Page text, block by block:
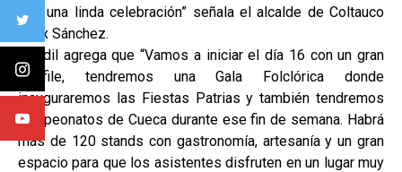
sea una linda celebración” señala el alcalde de Coltauco
Félix Sánchez.
El edil agrega que “Vamos a iniciar el día 16 con un gran
desfile, tendremos una Gala Folclórica donde
inauguraremos las Fiestas Patrias y también tendremos
campeonatos de Cueca durante ese fin de semana. Habrá
más de 120 stands con gastronomía, artesanía y un gran
espacio para que los asistentes disfruten en un lugar muy